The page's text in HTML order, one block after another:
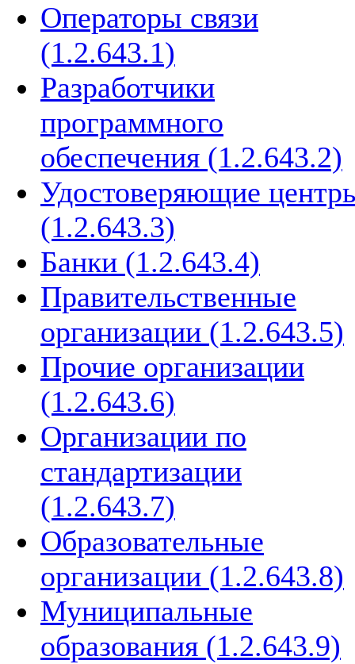
Операторы связи
(1.2.643.1)
Разработчики
программного
обеспечения (1.2.643.2)
Удостоверяющие
(1.2.643.3)
Банки (1.2.643.4)
Правительственные
организации (1.2.643.5)
Прочие организации
(1.2.643.6)
Организации по
стандартизации
(1.2.643.7)
Образовательные
организации (1.2.643.8)
Муниципальные
образования (1.2.643.9)